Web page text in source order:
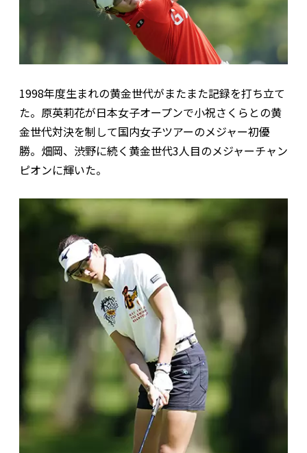
1998年度生まれの黄金世代がまたまた記録を打ち立て
た。原英莉花が日本女子オープンで小祝さくらとの黄
金世代対決を制して国内女子ツアーのメジャー初優
勝。畑岡、渋野に続く黄金世代3人目のメジャーチャン
ピオンに輝いた。